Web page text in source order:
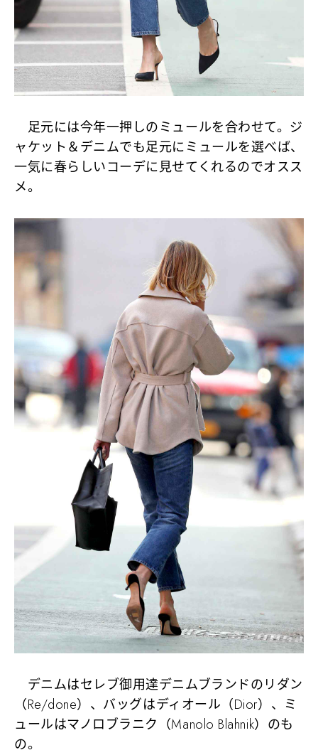
足元には今年一押しのミュールを合わせて。ジ
ャケット＆デニムでも足元にミュールを選べば、
一気に春らしいコーデに見せてくれるのでオスス
メ。
デニムはセレブ御用達デニムブランドのリダン
（Re/done）、バッグはディオール（Dior）、ミ
ュールはマノロブラニク（Manolo Blahnik）のも
の。